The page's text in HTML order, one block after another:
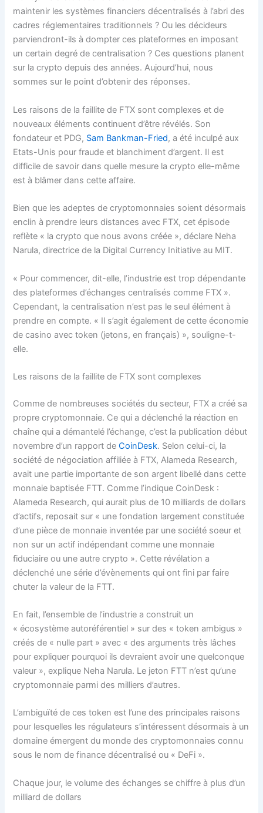
maintenir les systèmes financiers décentralisés à l’abri des
cadres réglementaires traditionnels ? Ou les décideurs
parviendront-ils à dompter ces plateformes en imposant
un certain degré de centralisation ? Ces questions planent
sur la crypto depuis des années. Aujourd’hui, nous
sommes sur le point d’obtenir des réponses.
Les raisons de la faillite de FTX sont complexes et de
nouveaux éléments continuent d’être révélés. Son
fondateur et PDG, Sam Bankman-Fried, a été inculpé aux
Etats-Unis pour fraude et blanchiment d’argent. Il est
difficile de savoir dans quelle mesure la crypto elle-même
est à blâmer dans cette affaire.
Bien que les adeptes de cryptomonnaies soient désormais
enclin à prendre leurs distances avec FTX, cet épisode
reflète « la crypto que nous avons créée », déclare Neha
Narula, directrice de la Digital Currency Initiative au MIT.
« Pour commencer, dit-elle, l’industrie est trop dépendante
des plateformes d’échanges centralisés comme FTX ».
Cependant, la centralisation n’est pas le seul élément à
prendre en compte. « Il s’agit également de cette économie
de casino avec token (jetons, en français) », souligne-t-
elle.
Les raisons de la faillite de FTX sont complexes
Comme de nombreuses sociétés du secteur, FTX a créé sa
propre cryptomonnaie. Ce qui a déclenché la réaction en
chaîne qui a démantelé l’échange, c’est la publication début
novembre d’un rapport deCoinDesk. Selon celui-ci, la
société de négociation affiliée à FTX, Alameda Research,
avait une partie importante de son argent libellé dans cette
monnaie baptisée FTT. Comme l’indique CoinDesk :
Alameda Research, qui aurait plus de 10 milliards de dollars
d’actifs, reposait sur « une fondation largement constituée
d’une pièce de monnaie inventée par une société soeur et
non sur un actif indépendant comme une monnaie
fiduciaire ou une autre crypto ». Cette révélation a
déclenché une série d’évènements qui ont fini par faire
chuter la valeur de la FTT.
En fait, l’ensemble de l’industrie a construit un
« écosystème autoréférentiel » sur des « token ambigus »
créés de « nulle part » avec « des arguments très lâches
pour expliquer pourquoi ils devraient avoir une quelconque
valeur », explique Neha Narula. Le jeton FTT n’est qu’une
cryptomonnaie parmi des milliers d’autres.
L’ambiguïté de ces token est l’une des principales raisons
pour lesquelles les régulateurs s’intéressent désormais à un
domaine émergent du monde des cryptomonnaies connu
sous le nom de finance décentralisé ou « DeFi ».
Chaque jour, le volume des échanges se chiffre à plus d’un
milliard de dollars